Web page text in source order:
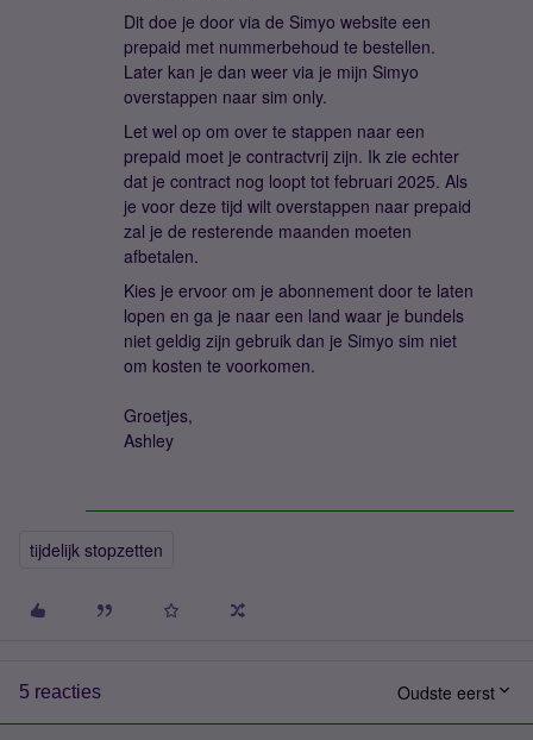
Dit doe je door via de Simyo website een
prepaid met nummerbehoud te bestellen.
Later kan je dan weer via je mijn Simyo
overstappen naar sim only.
Let wel op om over te stappen naar een
prepaid moet je contractvrij zijn. Ik zie echter
dat je contract nog loopt tot februari 2025. Als
je voor deze tijd wilt overstappen naar prepaid
zal je de resterende maanden moeten
afbetalen.
Kies je ervoor om je abonnement door te laten
lopen en ga je naar een land waar je bundels
niet geldig zijn gebruik dan je Simyo sim niet
om kosten te voorkomen.
Groetjes,
Ashley
tijdelijk stopzetten
5 reacties Oudste eerst